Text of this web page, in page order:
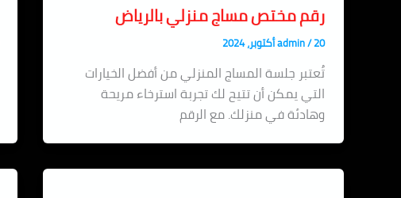
رقم مختص مساج منزلي بالرياض
admin/20 أكتوبر، 2024
تُعتبر جلسة المساج المنزلي من أفضل الخيارات
التي يمكن أن تتيح لك تجربة استرخاء مريحة
وهادئة في منزلك. مع الرقم